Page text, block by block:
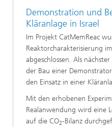
Demonstration und
Kläranlage in Israel
Im Projekt CatMemReac
Reaktorcharakterisierung
abgeschlossen. Als
der Bau einer
den Einsatz in einer
Mit den erhobenen
Realanwendung wird eine
auf die CO2-Bilanz